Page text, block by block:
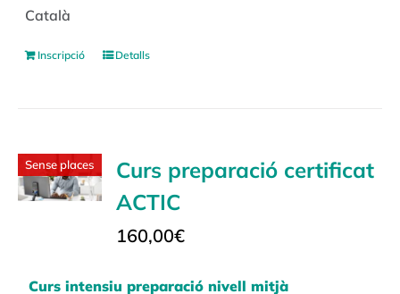
Català
Inscripció Detalls
Sense places
Curs preparació certificat
ACTIC
160,00€
Curs intensiu preparació nivell mitjà